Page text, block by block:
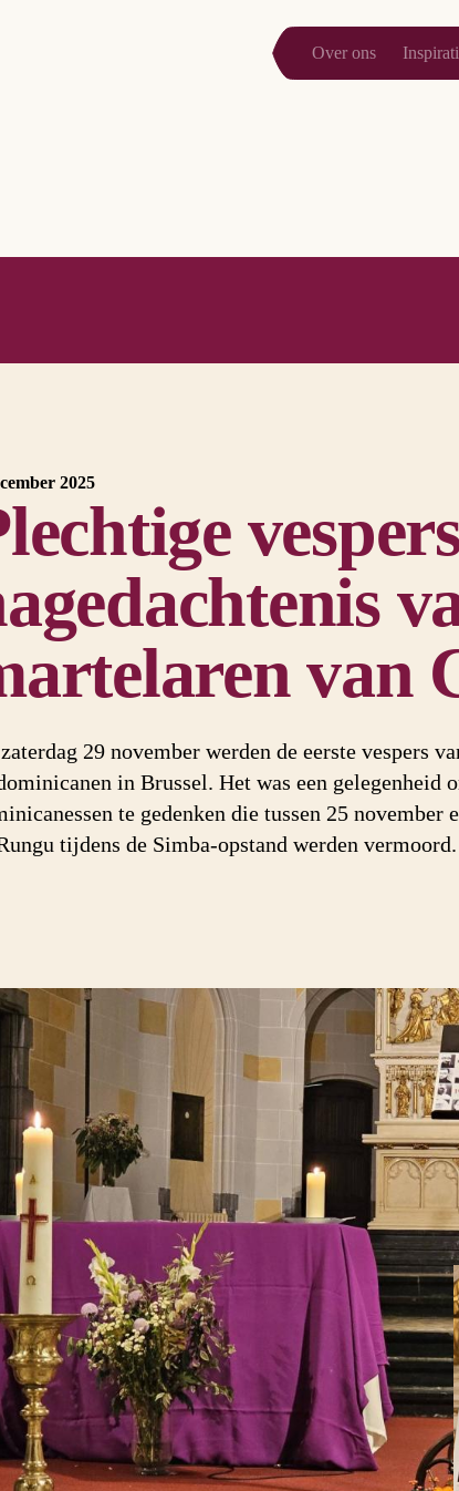
Over ons
2025
van
29 november werden de eerste vespers
in Brussel. Het was een gelegenheid
te gedenken die tussen 25 november
tijdens de Simba-opstand werden vermoord.
verstoorde de opstand van de Simba’s de regio Uele in het
en dertien zusters verloren er het leven, in Isiro, Watsa en
bij de gemeenschappen die ze dienden en werden
en zorg voor degenen die aan hun toevertrouwd waren.
moment van gebed en dankbaarheid
herinnering blijft verbonden met die van talrijke
en Europeanen die eveneens het
werden van dit geweld. De herdenking in
was een bijzonder moment van gebed en
voor hen die hun leven gaven in dienst
Evangelie en het Congolese volk.
hieronder de namen van de slachtoffers.